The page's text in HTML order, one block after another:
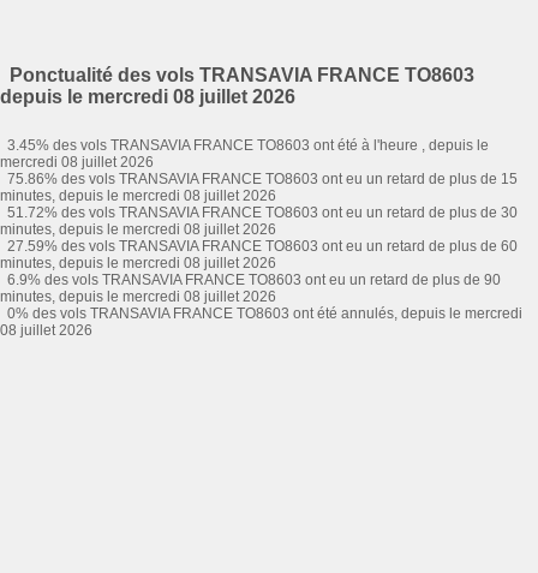
Ponctualité des vols TRANSAVIA FRANCE TO8603
depuis le mercredi 08 juillet 2026
3.45% des vols TRANSAVIA FRANCE TO8603 ont été à l'heure , depuis le
mercredi 08 juillet 2026
75.86% des vols TRANSAVIA FRANCE TO8603 ont eu un retard de plus de 15
minutes, depuis le mercredi 08 juillet 2026
51.72% des vols TRANSAVIA FRANCE TO8603 ont eu un retard de plus de 30
minutes, depuis le mercredi 08 juillet 2026
27.59% des vols TRANSAVIA FRANCE TO8603 ont eu un retard de plus de 60
minutes, depuis le mercredi 08 juillet 2026
6.9% des vols TRANSAVIA FRANCE TO8603 ont eu un retard de plus de 90
minutes, depuis le mercredi 08 juillet 2026
0% des vols TRANSAVIA FRANCE TO8603 ont été annulés, depuis le mercredi
08 juillet 2026